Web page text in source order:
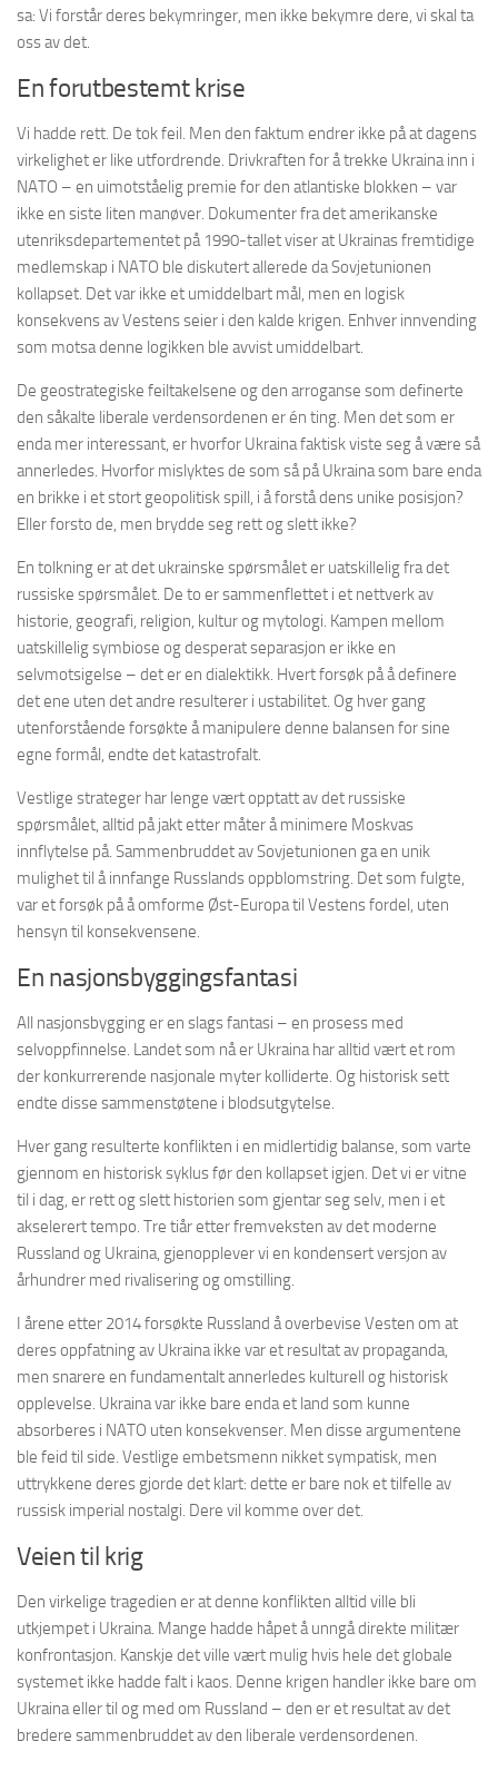
sa: Vi forstår deres bekymringer, men ikke bekymre dere, vi skal ta
oss av det.
En forutbestemt krise
Vi hadde rett. De tok feil. Men den faktum endrer ikke på at dagens
virkelighet er like utfordrende. Drivkraften for å trekke Ukraina inn i
NATO – en uimotståelig premie for den atlantiske blokken – var
ikke en siste liten manøver. Dokumenter fra det amerikanske
utenriksdepartementet på 1990-tallet viser at Ukrainas fremtidige
medlemskap i NATO ble diskutert allerede da Sovjetunionen
kollapset. Det var ikke et umiddelbart mål, men en logisk
konsekvens av Vestens seier i den kalde krigen. Enhver innvending
som motsa denne logikken ble avvist umiddelbart.
De geostrategiske feiltakelsene og den arroganse som definerte
den såkalte liberale verdensordenen er én ting. Men det som er
enda mer interessant, er hvorfor Ukraina faktisk viste seg å være så
annerledes. Hvorfor mislyktes de som så på Ukraina som bare enda
en brikke i et stort geopolitisk spill, i å forstå dens unike posisjon?
Eller forsto de, men brydde seg rett og slett ikke?
En tolkning er at det ukrainske spørsmålet er uatskillelig fra det
russiske spørsmålet. De to er sammenflettet i et nettverk av
historie, geografi, religion, kultur og mytologi. Kampen mellom
uatskillelig symbiose og desperat separasjon er ikke en
selvmotsigelse – det er en dialektikk. Hvert forsøk på å definere
det ene uten det andre resulterer i ustabilitet. Og hver gang
utenforstående forsøkte å manipulere denne balansen for sine
egne formål, endte det katastrofalt.
Vestlige strateger har lenge vært opptatt av det russiske
spørsmålet, alltid på jakt etter måter å minimere Moskvas
innflytelse på. Sammenbruddet av Sovjetunionen ga en unik
mulighet til å innfange Russlands oppblomstring. Det som fulgte,
var et forsøk på å omforme Øst-Europa til Vestens fordel, uten
hensyn til konsekvensene.
En nasjonsbyggingsfantasi
All nasjonsbygging er en slags fantasi – en prosess med
selvoppfinnelse. Landet som nå er Ukraina har alltid vært et rom
der konkurrerende nasjonale myter kolliderte. Og historisk sett
endte disse sammenstøtene i blodsutgytelse.
Hver gang resulterte konflikten i en midlertidig balanse, som varte
gjennom en historisk syklus før den kollapset igjen. Det vi er vitne
til i dag, er rett og slett historien som gjentar seg selv, men i et
akselerert tempo. Tre tiår etter fremveksten av det moderne
Russland og Ukraina, gjenopplever vi en kondensert versjon av
århundrer med rivalisering og omstilling.
I årene etter 2014 forsøkte Russland å overbevise Vesten om at
deres oppfatning av Ukraina ikke var et resultat av propaganda,
men snarere en fundamentalt annerledes kulturell og historisk
opplevelse. Ukraina var ikke bare enda et land som kunne
absorberes i NATO uten konsekvenser. Men disse argumentene
ble feid til side. Vestlige embetsmenn nikket sympatisk, men
uttrykkene deres gjorde det klart: dette er bare nok et tilfelle av
russisk imperial nostalgi. Dere vil komme over det.
Veien til krig
Den virkelige tragedien er at denne konflikten alltid ville bli
utkjempet i Ukraina. Mange hadde håpet å unngå direkte militær
konfrontasjon. Kanskje det ville vært mulig hvis hele det globale
systemet ikke hadde falt i kaos. Denne krigen handler ikke bare om
Ukraina eller til og med om Russland – den er et resultat av det
bredere sammenbruddet av den liberale verdensordenen.